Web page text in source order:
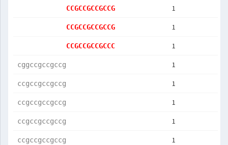
CCGCCGCCGCCG 1
CCGCCGCCGCCG 1
CCGCCGCCGCCC 1
cggccgccgccg 1
ccgccgccgccg 1
ccgccgccgccg 1
ccgccgccgccg 1
ccgccgccgccg 1